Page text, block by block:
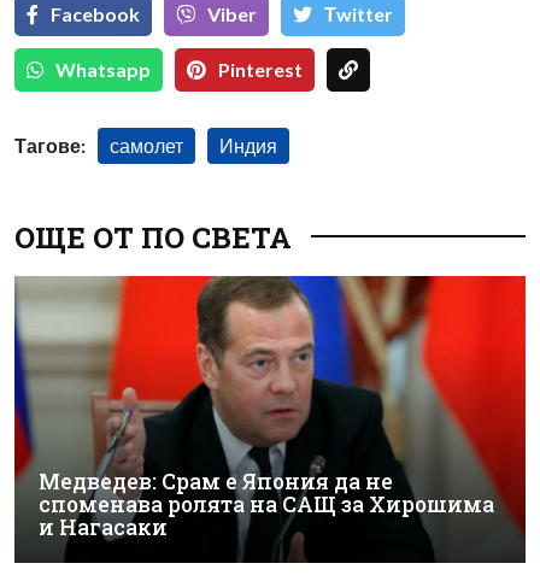
Facebook Viber Тwitter
Whatsapp Pinterest
Тагове: самолет Индия
ОЩЕ ОТ ПО СВЕТА
Медведев: Срам е Япония да не
споменава ролята на САЩ за Хирошима
и Нагасаки